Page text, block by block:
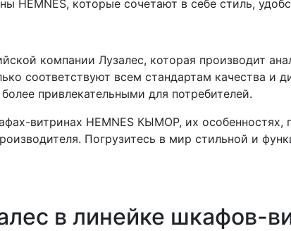
HEMNES, которые сочетают в себе стиль,
компании Лузалес, которая производит
соответствуют всем стандартам качества и
привлекательными для потребителей.
витринах HEMNES КЫМОР, их особенностях,
Погрузитесь в мир стильной и
в линейке шкафов-